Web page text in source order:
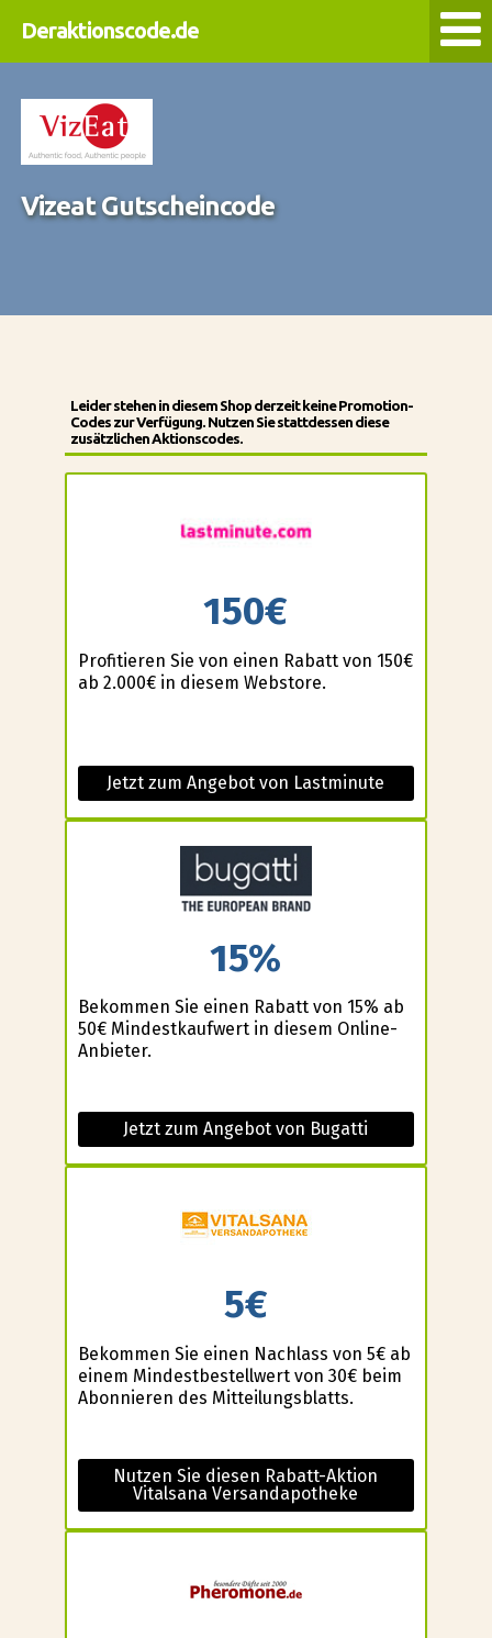
Deraktionscode.de
Vizeat Gutscheincode
Leider stehen in diesem Shop derzeit keine Promotion-
Codes zur Verfügung. Nutzen Sie stattdessen diese
zusätzlichen Aktionscodes.
150€
Profitieren Sie von einen Rabatt von 150€
ab 2.000€ in diesem Webstore.
Jetzt zum Angebot von Lastminute
15%
Bekommen Sie einen Rabatt von 15% ab
50€ Mindestkaufwert in diesem Online-
Anbieter.
Jetzt zum Angebot von Bugatti
5€
Bekommen Sie einen Nachlass von 5€ ab
einem Mindestbestellwert von 30€ beim
Abonnieren des Mitteilungsblatts.
Nutzen Sie diesen Rabatt-Aktion
Vitalsana Versandapotheke